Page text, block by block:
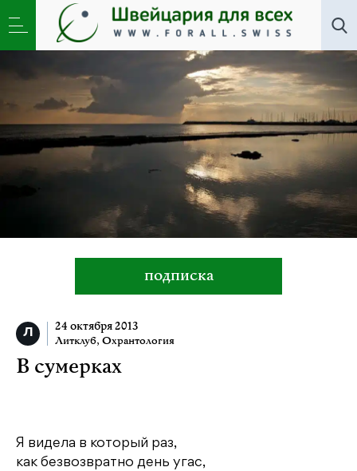
Литклуб ,Охрантология»В сумерках
подписка
24 октября 2013
Литклуб, Охрантология
В сумерках
Я видела в который раз,
как безвозвратно день угас,